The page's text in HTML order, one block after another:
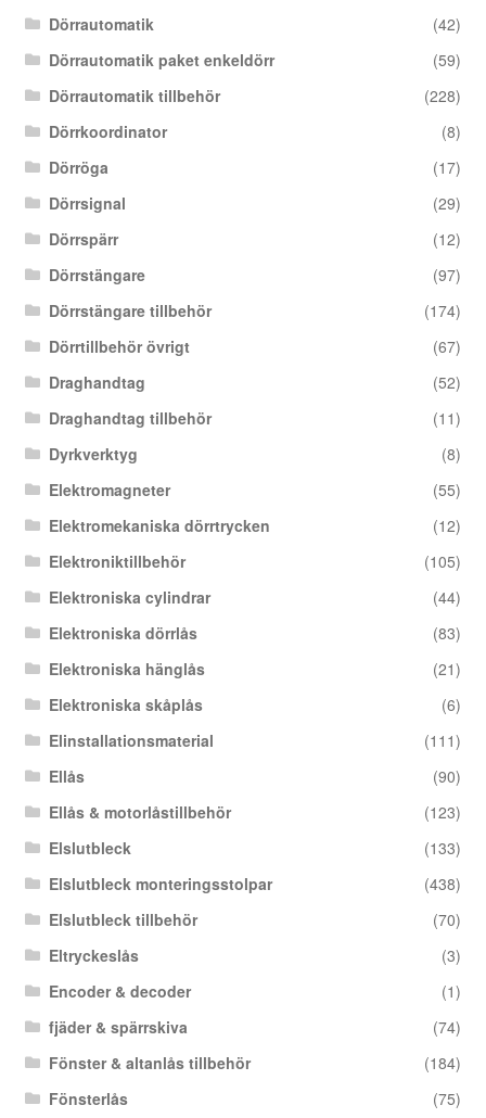
Dörrautomatik
(42)
Dörrautomatik paket enkeldörr
(59)
Dörrautomatik tillbehör
(228)
Dörrkoordinator
(8)
Dörröga
(17)
Dörrsignal
(29)
Dörrspärr
(12)
Dörrstängare
(97)
Dörrstängare tillbehör
(174)
Dörrtillbehör övrigt
(67)
Draghandtag
(52)
Draghandtag tillbehör
(11)
Dyrkverktyg
(8)
Elektromagneter
(55)
Elektromekaniska dörrtrycken
(12)
Elektroniktillbehör
(105)
Elektroniska cylindrar
(44)
Elektroniska dörrlås
(83)
Elektroniska hänglås
(21)
Elektroniska skåplås
(6)
Elinstallationsmaterial
(111)
Ellås
(90)
Ellås & motorlåstillbehör
(123)
Elslutbleck
(133)
Elslutbleck monteringsstolpar
(438)
Elslutbleck tillbehör
(70)
Eltryckeslås
(3)
Encoder & decoder
(1)
fjäder & spärrskiva
(74)
Fönster & altanlås tillbehör
(184)
Fönsterlås
(75)